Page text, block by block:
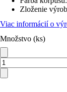
Zloženie
Viac informácií o
Množstvo (ks)